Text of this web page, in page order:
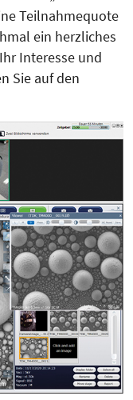
Teilnahmequote
ein herzliches
Interesse und
Sie auf den